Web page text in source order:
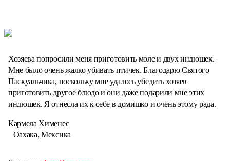
Хозяева попросили меня приготовить моле и двух индюшек.
Мне было очень жалко убивать птичек. Благодарю Святого
Паскуальчика, поскольку мне удалось убедить хозяев
приготовить другое блюдо и они даже подарили мне этих
индюшек. Я отнесла их к себе в домишко и очень этому рада.
Кармела Хименес
Оахака, Мексика